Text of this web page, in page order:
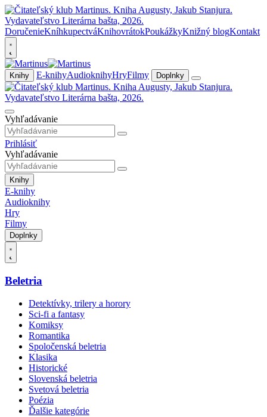
DoručenieKníhkupectváKnihovrátokPoukážkyKnižný blogKontakt
Knihy E-knihyAudioknihyHryFilmy Doplnky
Vyhľadávanie
Prihlásiť
Vyhľadávanie
Knihy
E-knihy
Audioknihy
Hry
Filmy
Doplnky
Beletria
Detektívky, trilery a horory
Sci-fi a fantasy
Komiksy
Romantika
Spoločenská beletria
Klasika
Historické
Slovenská beletria
Svetová beletria
Poézia
Ďalšie kategórie